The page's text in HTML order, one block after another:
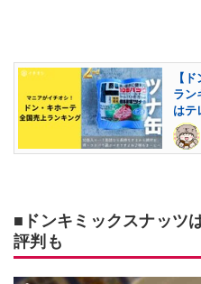
【
ラン
はテ
■ドンキミックスナッツ
評判も